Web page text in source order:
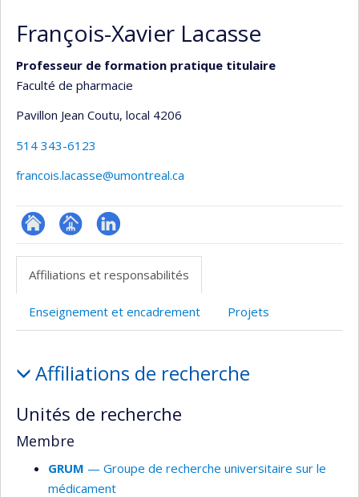
François-Xavier Lacasse
Professeur de formation pratique titulaire
Faculté de pharmacie
Pavillon Jean Coutu, local 4206
514 343-6123
francois.lacasse@umontreal.ca
ResearchGate
Page
(faculté,département,école)
LinkedIn
Affiliations et responsabilités
Enseignement et encadrement Projets
et
responsabilités
Affiliations de recherche
Unités de recherche
Membre
GRUM — Groupe de recherche universitaire sur le
médicament